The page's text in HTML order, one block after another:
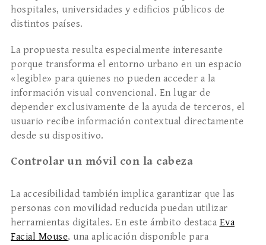
hospitales, universidades y edificios públicos de
distintos países.
La propuesta resulta especialmente interesante
porque transforma el entorno urbano en un espacio
«legible» para quienes no pueden acceder a la
información visual convencional. En lugar de
depender exclusivamente de la ayuda de terceros, el
usuario recibe información contextual directamente
desde su dispositivo.
Controlar un móvil con la cabeza
La accesibilidad también implica garantizar que las
personas con movilidad reducida puedan utilizar
herramientas digitales. En este ámbito destaca Eva
Facial Mouse, una aplicación disponible para